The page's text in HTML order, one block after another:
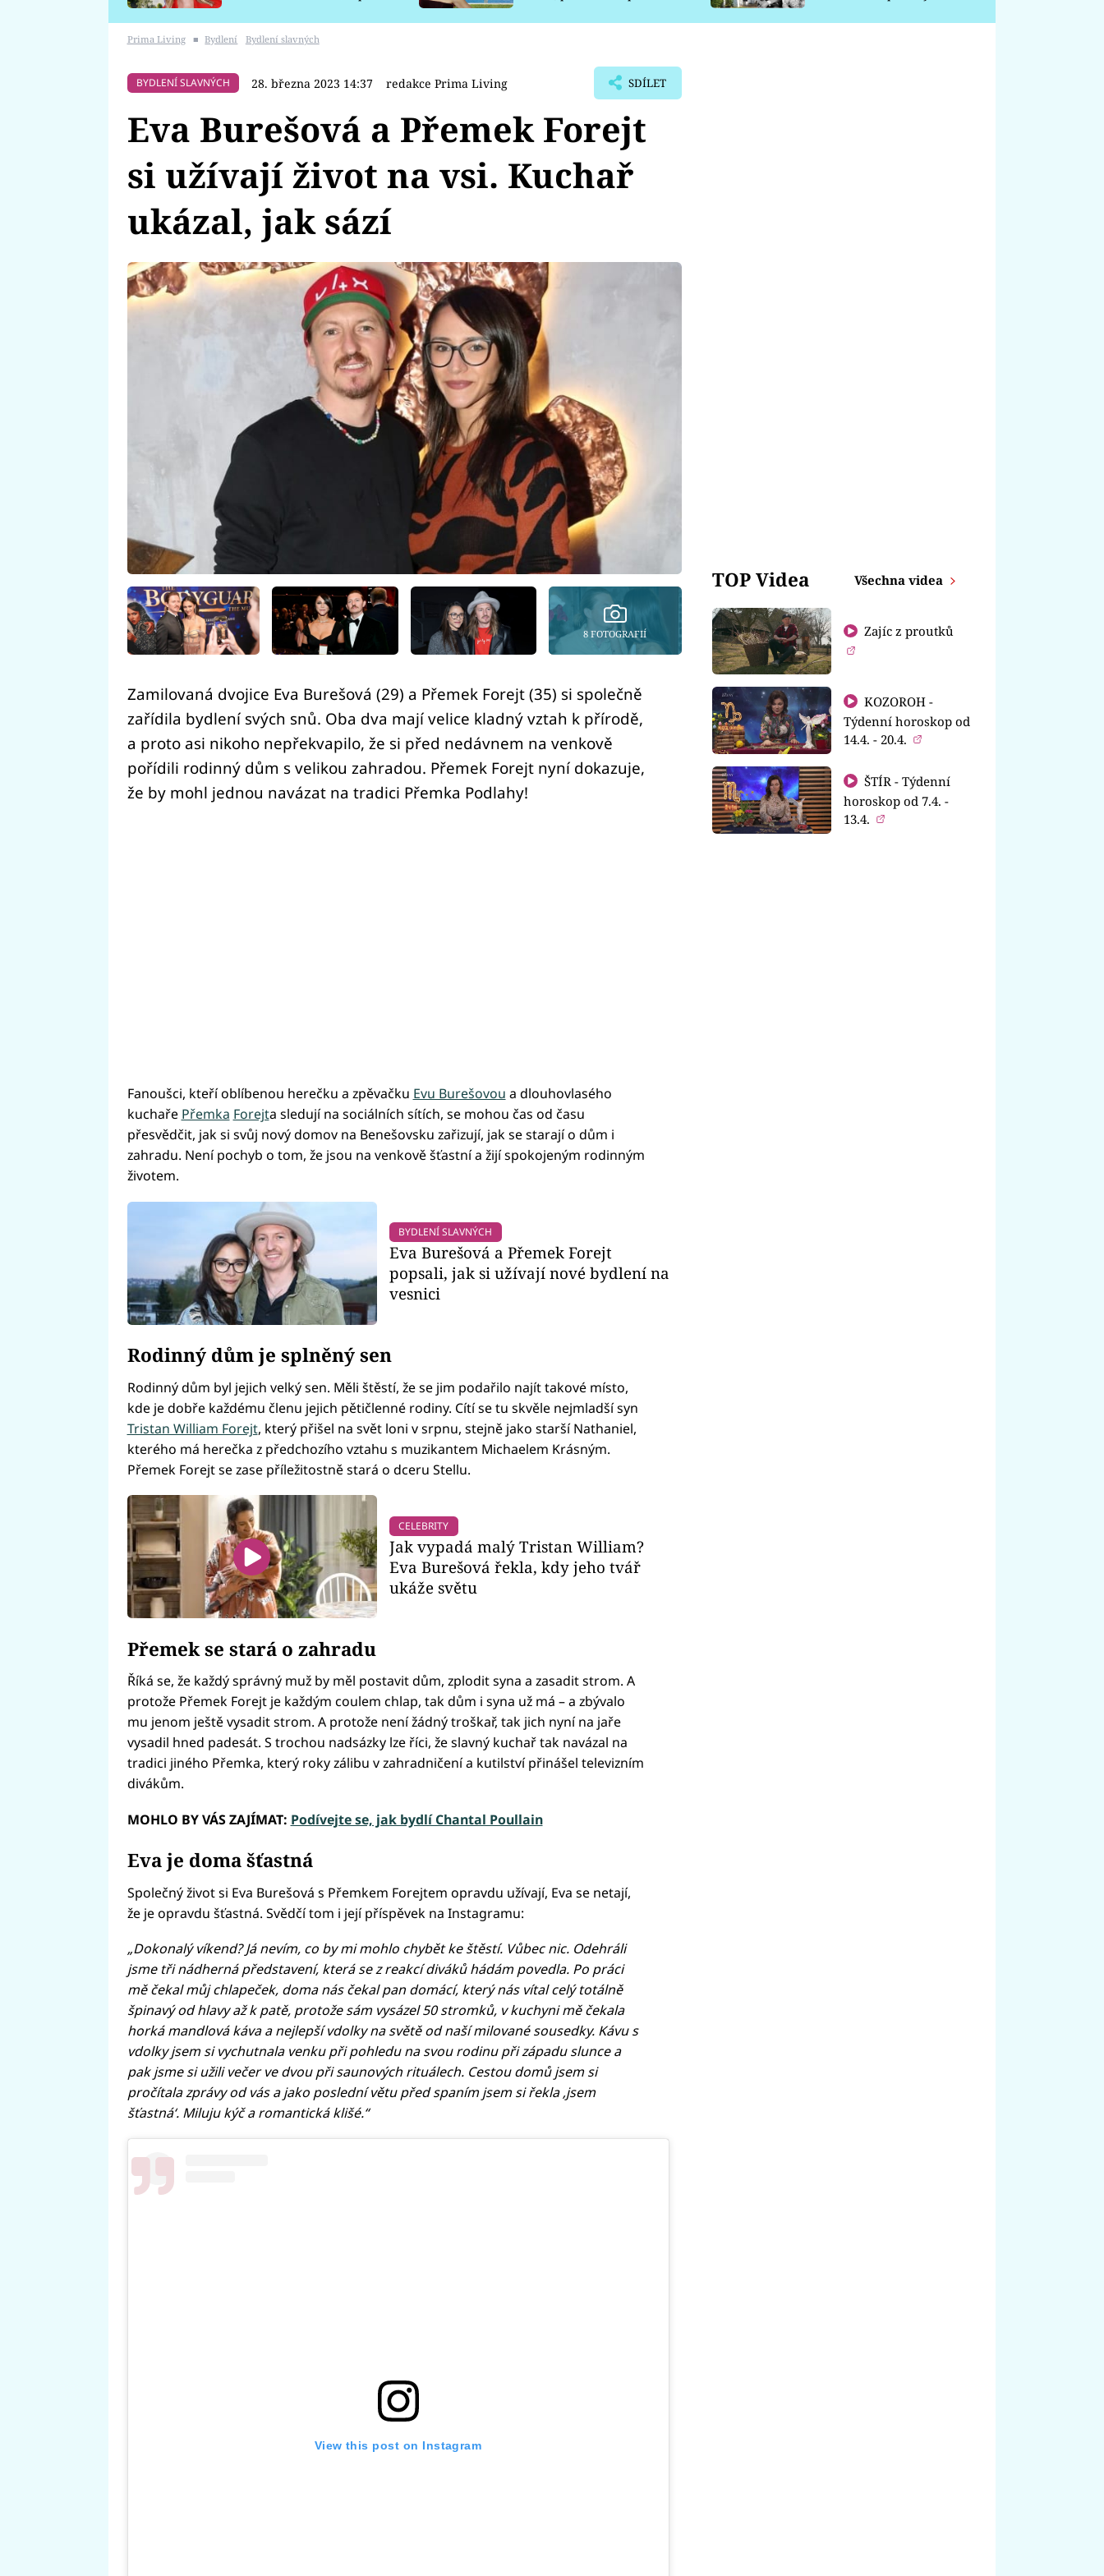
Prima Living ■ Bydlení Bydlení slavných
BYDLENÍ SLAVNÝCH 28. března 2023 14:37 redakce Prima Living SDÍLET
Eva Burešová a Přemek Forejt
si užívají život na vsi. Kuchař
ukázal, jak sází
8 FOTOGRAFIÍ
Zamilovaná dvojice Eva Burešová (29) a Přemek Forejt (35) si společně
zařídila bydlení svých snů. Oba dva mají velice kladný vztah k přírodě,
a proto asi nikoho nepřekvapilo, že si před nedávnem na venkově
pořídili rodinný dům s velikou zahradou. Přemek Forejt nyní dokazuje,
že by mohl jednou navázat na tradici Přemka Podlahy!
Fanoušci, kteří oblíbenou herečku a zpěvačku Evu Burešovou a dlouhovlasého
kuchaře Přemka Forejta sledují na sociálních sítích, se mohou čas od času
přesvědčit, jak si svůj nový domov na Benešovsku zařizují, jak se starají o dům i
zahradu. Není pochyb o tom, že jsou na venkově šťastní a žijí spokojeným rodinným
životem.
BYDLENÍ SLAVNÝCH
Eva Burešová a Přemek Forejt
popsali, jak si užívají nové bydlení na
vesnici
Rodinný dům je splněný sen
Rodinný dům byl jejich velký sen. Měli štěstí, že se jim podařilo najít takové místo,
kde je dobře každému členu jejich pětičlenné rodiny. Cítí se tu skvěle nejmladší syn
Tristan William Forejt, který přišel na svět loni v srpnu, stejně jako starší Nathaniel,
kterého má herečka z předchozího vztahu s muzikantem Michaelem Krásným.
Přemek Forejt se zase příležitostně stará o dceru Stellu.
CELEBRITY
Jak vypadá malý Tristan William?
Eva Burešová řekla, kdy jeho tvář
ukáže světu
Přemek se stará o zahradu
Říká se, že každý správný muž by měl postavit dům, zplodit syna a zasadit strom. A
protože Přemek Forejt je každým coulem chlap, tak dům i syna už má – a zbývalo
mu jenom ještě vysadit strom. A protože není žádný troškař, tak jich nyní na jaře
vysadil hned padesát. S trochou nadsázky lze říci, že slavný kuchař tak navázal na
tradici jiného Přemka, který roky zálibu v zahradničení a kutilství přinášel televizním
divákům.
MOHLO BY VÁS ZAJÍMAT: Podívejte se, jak bydlí Chantal Poullain
Eva je doma šťastná
Společný život si Eva Burešová s Přemkem Forejtem opravdu užívají, Eva se netají,
že je opravdu šťastná. Svědčí tom i její příspěvek na Instagramu:
„Dokonalý víkend? Já nevím, co by mi mohlo chybět ke štěstí. Vůbec nic. Odehráli
jsme tři nádherná představení, která se z reakcí diváků hádám povedla. Po práci
mě čekal můj chlapeček, doma nás čekal pan domácí, který nás vítal celý totálně
špinavý od hlavy až k patě, protože sám vysázel 50 stromků, v kuchyni mě čekala
horká mandlová káva a nejlepší vdolky na světě od naší milované sousedky. Kávu s
vdolky jsem si vychutnala venku při pohledu na svou rodinu při západu slunce a
pak jsme si užili večer ve dvou při saunových rituálech. Cestou domů jsem si
pročítala zprávy od vás a jako poslední větu před spaním jsem si řekla ‚jsem
šťastná‘. Miluju kýč a romantická klišé.“
View this post on Instagram
TOP Videa Všechna videa
Zajíc z proutků
KOZOROH -
Týdenní horoskop od
14.4. - 20.4.
ŠTÍR - Týdenní
horoskop od 7.4. -
13.4.